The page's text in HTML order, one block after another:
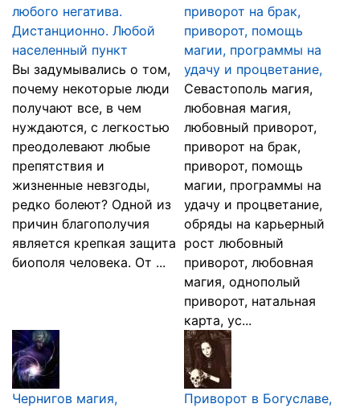
любого негатива.
Дистанционно. Любой
населенный пункт
Вы задумывались о том,
почему некоторые люди
получают все, в чем
нуждаются, с легкостью
преодолевают любые
препятствия и
жизненные невзгоды,
редко болеют? Одной из
причин благополучия
является крепкая защита
биополя человека. От ...
приворот на брак,
приворот, помощь
магии, программы на
удачу и процветание,
Севастополь магия,
любовная магия,
любовный приворот,
приворот на брак,
приворот, помощь
магии, программы на
удачу и процветание,
обряды на карьерный
рост любовный
приворот, любовная
магия, однополый
приворот, натальная
карта, ус...
Чернигов магия,
Приворот в Богуславе,